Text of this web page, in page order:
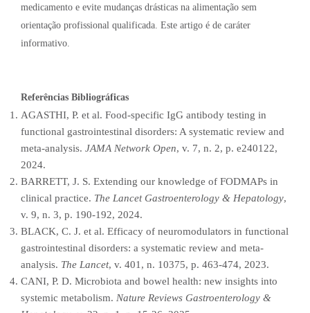
medicamento e evite mudanças drásticas na alimentação sem
orientação profissional qualificada. Este artigo é de caráter
informativo.
Referências Bibliográficas
AGASTHI, P. et al. Food-specific IgG antibody testing in
functional gastrointestinal disorders: A systematic review and
meta-analysis. JAMA Network Open, v. 7, n. 2, p. e240122,
2024.
BARRETT, J. S. Extending our knowledge of FODMAPs in
clinical practice. The Lancet Gastroenterology & Hepatology,
v. 9, n. 3, p. 190-192, 2024.
BLACK, C. J. et al. Efficacy of neuromodulators in functional
gastrointestinal disorders: a systematic review and meta-
analysis. The Lancet, v. 401, n. 10375, p. 463-474, 2023.
CANI, P. D. Microbiota and bowel health: new insights into
systemic metabolism. Nature Reviews Gastroenterology &